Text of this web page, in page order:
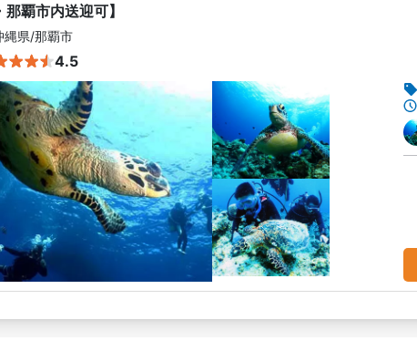
那覇市内送迎可】
縄県/那覇市
4.5